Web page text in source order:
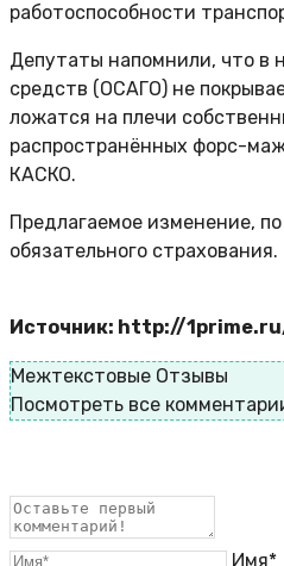
работоспособности
Депутаты напомнили, что в
средств (ОСАГО) не
ложатся на плечи
распространённых форс-
КАСКО.
Предлагаемое изменение,
обязательного страхования.
Источник: http://
Межтекстовые Отзывы
Посмотреть все
Имя*